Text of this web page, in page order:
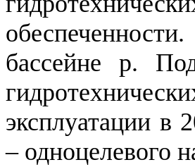
бассейне р.
эксплуатации в
– одноцелевого